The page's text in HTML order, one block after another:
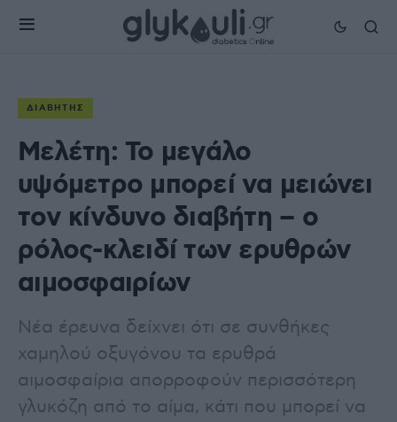
ΔΙΑΒΉΤΗΣ
Μελέτη: Το μεγάλο
υψόμετρο μπορεί να μειώνει
τον κίνδυνο διαβήτη – ο
ρόλος-κλειδί των ερυθρών
αιμοσφαιρίων
Νέα έρευνα δείχνει ότι σε συνθήκες
χαμηλού οξυγόνου τα ερυθρά
αιμοσφαίρια απορροφούν περισσότερη
γλυκόζη από το αίμα, κάτι που μπορεί να